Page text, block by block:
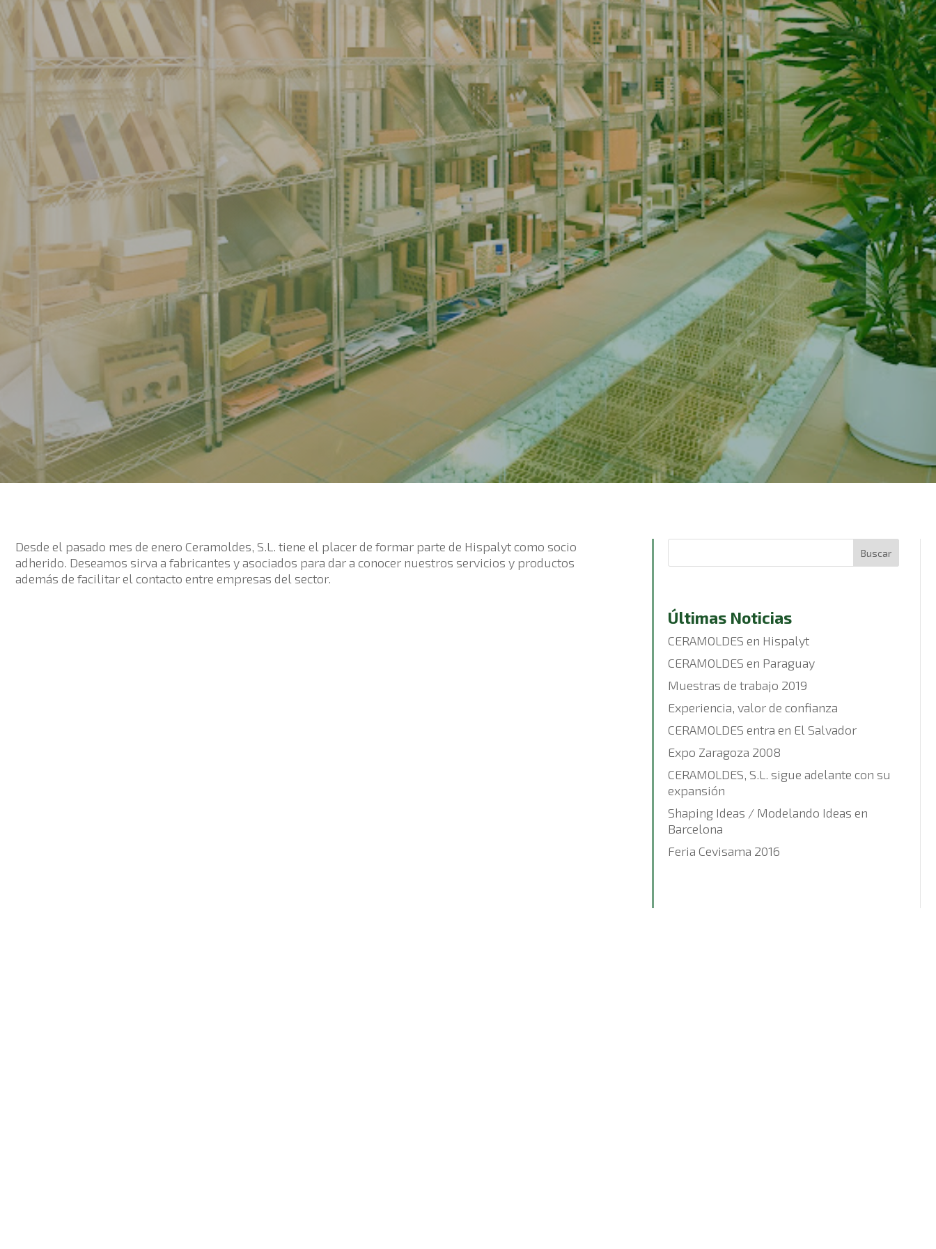
Desde el pasado mes de enero Ceramoldes, S.L. tiene el placer de formar parte de Hispalyt como socio
adherido. Deseamos sirva a fabricantes y asociados para dar a conocer nuestros servicios y productos
además de facilitar el contacto entre empresas del sector.
Buscar
Últimas Noticias
CERAMOLDES en Hispalyt
CERAMOLDES en Paraguay
Muestras de trabajo 2019
Experiencia, valor de confianza
CERAMOLDES entra en El Salvador
Expo Zaragoza 2008
CERAMOLDES, S.L. sigue adelante con su
expansión
Shaping Ideas / Modelando Ideas en
Barcelona
Feria Cevisama 2016